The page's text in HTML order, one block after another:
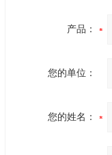
产品：
您的单位：
您的姓名：